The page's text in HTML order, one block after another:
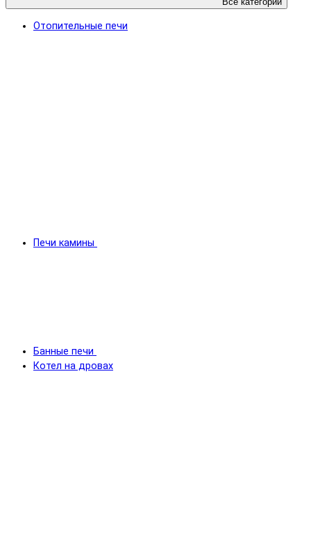
Отопительные печи
Печи камины
Банные печи
Котел на дровах